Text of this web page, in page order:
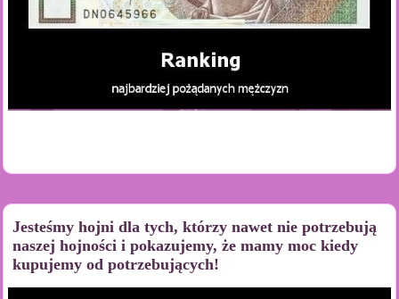
Jesteśmy hojni dla tych, którzy nawet nie potrzebują
naszej hojności i pokazujemy, że mamy moc kiedy
kupujemy od potrzebujących!